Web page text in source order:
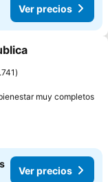
Ver precios
muy completos
Ver precios